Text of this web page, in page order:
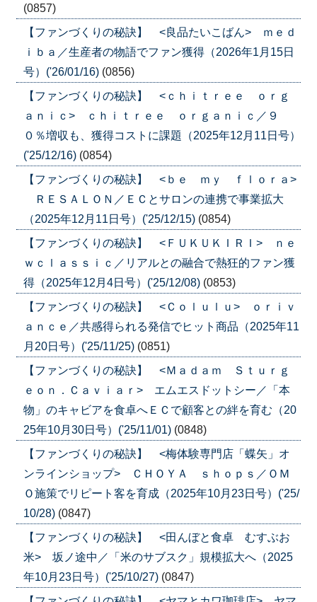
(0857)
【ファンづくりの秘訣】 <良品たいこばん> ｍｅｄ
ｉｂａ／生産者の物語でファン獲得（2026年1月15日
号）('26/01/16) (0856)
【ファンづくりの秘訣】 <ｃｈｉｔｒｅｅ ｏｒｇ
ａｎｉｃ> ｃｈｉｔｒｅｅ ｏｒｇａｎｉｃ／９
０％増収も、獲得コストに課題（2025年12月11日号）
('25/12/16) (0854)
【ファンづくりの秘訣】 <ｂｅ ｍｙ ｆｌｏｒａ>
ＲＥＳＡＬＯＮ／ＥＣとサロンの連携で事業拡大
（2025年12月11日号）('25/12/15) (0854)
【ファンづくりの秘訣】 <ＦＵＫＵＫＩＲＩ> ｎｅ
ｗｃｌａｓｓｉｃ／リアルとの融合で熱狂的ファン獲
得（2025年12月4日号）('25/12/08) (0853)
【ファンづくりの秘訣】 <Ｃｏｌｕｌｕ> ｏｒｉｖ
ａｎｃｅ／共感得られる発信でヒット商品（2025年11
月20日号）('25/11/25) (0851)
【ファンづくりの秘訣】 <Ｍａｄａｍ Ｓｔｕｒｇ
ｅｏｎ．Ｃａｖｉａｒ> エムエスドットシー／「本
物」のキャビアを食卓へＥＣで顧客との絆を育む（20
25年10月30日号）('25/11/01) (0848)
【ファンづくりの秘訣】 <梅体験専門店「蝶矢」オ
ンラインショップ> ＣＨＯＹＡ ｓｈｏｐｓ／ＯＭ
Ｏ施策でリピート客を育成（2025年10月23日号）('25/
10/28) (0847)
【ファンづくりの秘訣】 <田んぼと食卓 むすぶお
米> 坂ノ途中／「米のサブスク」規模拡大へ（2025
年10月23日号）('25/10/27) (0847)